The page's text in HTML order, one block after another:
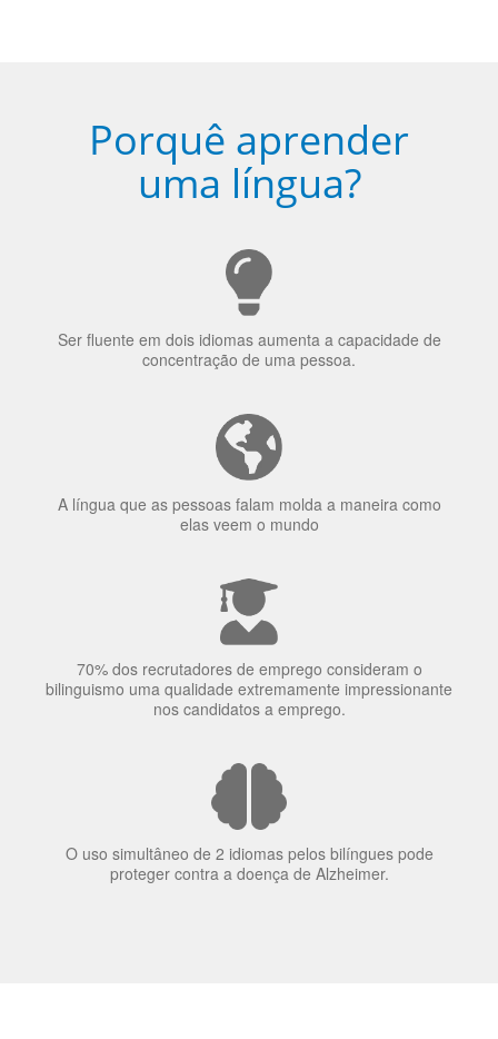
Porquê aprender
uma língua?
Ser fluente em dois idiomas aumenta a capacidade de
concentração de uma pessoa.
A língua que as pessoas falam molda a maneira como
elas veem o mundo
70% dos recrutadores de emprego consideram o
bilinguismo uma qualidade extremamente impressionante
nos candidatos a emprego.
O uso simultâneo de 2 idiomas pelos bilíngues pode
proteger contra a doença de Alzheimer.